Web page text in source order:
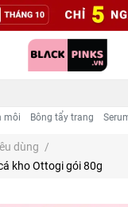
môi Bông tẩy trang
dùng /
kho Ottogi gói 80g